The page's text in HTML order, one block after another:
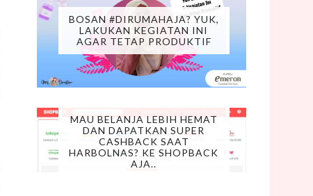
BOSAN #DIRUMAHAJA? YUK,
LAKUKAN KEGIATAN INI
AGAR TETAP PRODUKTIF
MAU BELANJA LEBIH HEMAT
DAN DAPATKAN SUPER
CASHBACK SAAT
HARBOLNAS? KE SHOPBACK
AJA..